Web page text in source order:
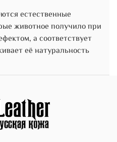
естественные
животное получило при
а соответствует
её натуральность